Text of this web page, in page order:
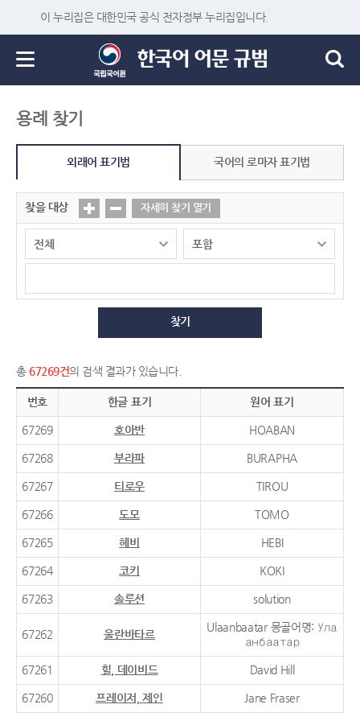
이 누리집은 대한민국 공식 전자정부 누리집입니다.
용례 찾기
외래어 표기법 국어의 로마자 표기법
찾을 대상 자세히 찾기 열기
찾기
총 67269건의 검색 결과가 있습니다.
번호 한글 표기 원어 표기
67269 호아반 HOABAN
67268 부라파 BURAPHA
67267 티로우 TIROU
67266 도모 TOMO
67265 헤비 HEBI
67264 코키 KOKI
67263 솔루션 solution
67262 울란바타르
Ulaanbaatar 몽골어명: Ула
анбаатар
67261 힐, 데이비드 David Hill
67260 프레이저, 제인 Jane Fraser